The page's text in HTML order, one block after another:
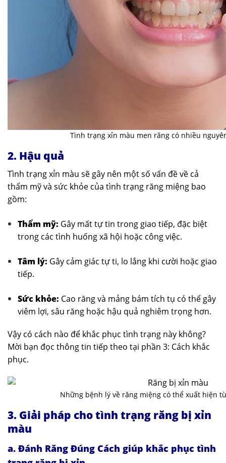
Tình trạng xỉn màu men răng có nhiều
2. Hậu quả
Tình trạng xỉn màu sẽ gây nên một số vấn đề về cả
thẩm mỹ và sức khỏe của tình trạng răng miệng bao
gồm:
Thẩm mỹ: Gây mất tự tin trong giao tiếp, đặc biệt
trong các tình huống xã hội hoặc công việc.
Tâm lý: Gây cảm giác tự ti, lo lắng khi cười hoặc giao
tiếp.
Sức khỏe: Cao răng và mảng bám tích tụ có thể gây
viêm lợi, sâu răng hoặc hậu quả nghiêm trọng hơn.
Vậy có cách nào để khắc phục tình trạng này không?
Mời bạn đọc thông tin tiếp theo tại phần 3: Cách khắc
phục.
Những bệnh lý về răng miệng có thể xuất hiện
3. Giải pháp cho tình trạng răng bị xỉn
màu
a. Đánh Răng Đúng Cách giúp khắc phục tình